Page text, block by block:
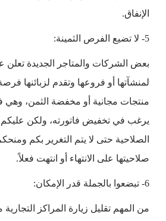
الإنفاق.
5- لا تضيع الفرص الثمينة:
بعض الشركات والمتاجر الجديدة تعلن
لمنشآتها أو فروعها وتقدم لزبائنها
منتجات مجانية أو مخفضة الثمن،
يرغب في تخفيض فاتورته، ولكن عليكم
الصلاحية حتى لا يتم التغرير بكم
صلاحيتها على الانتهاء أو انتهت فعلاً.
6- تبضعوا بالجملة قدر الإمكان:
من المهم تقليل زيارة المراكز